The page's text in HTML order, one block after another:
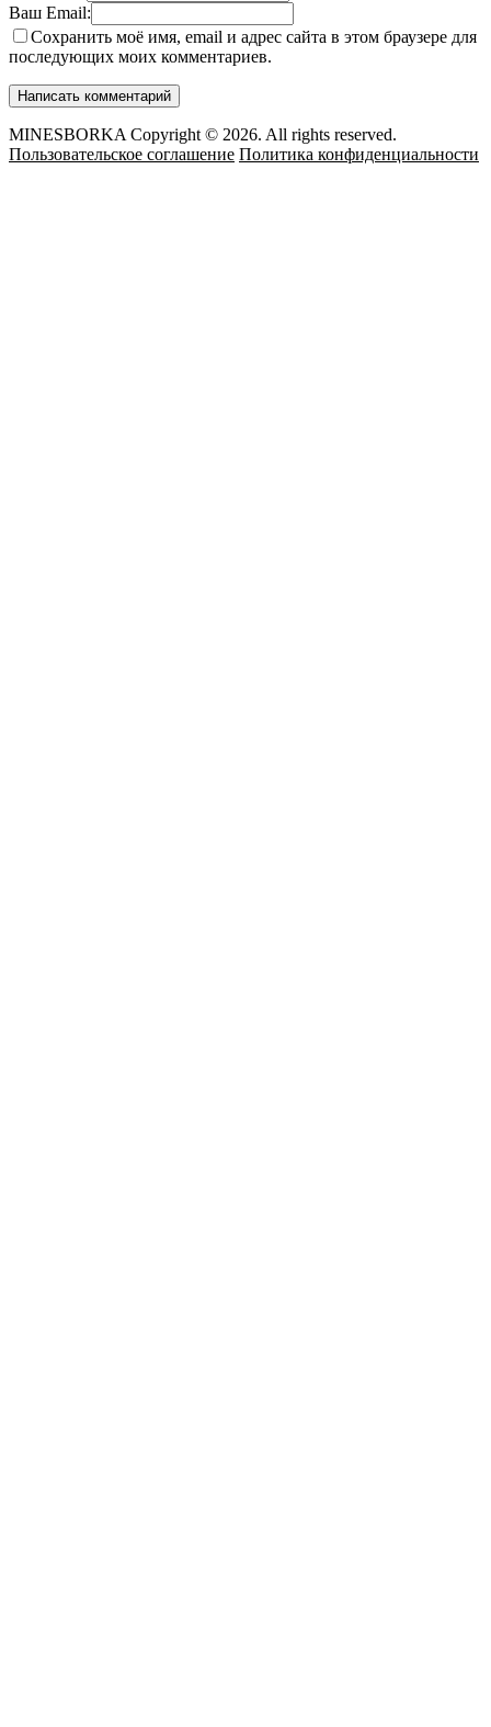
Ваш Email:
Сохранить моё имя, email и адрес сайта в этом браузере для
последующих моих комментариев.
MINESBORKA Copyright © 2026. All rights reserved.
Пользовательское соглашение Политика конфиденциальности